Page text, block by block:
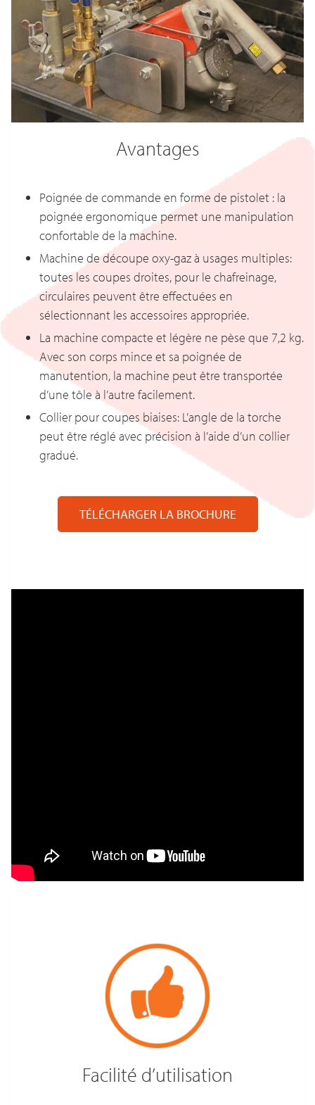
Avantages
Poignée de commande en forme de pistolet : la
poignée ergonomique permet une manipulation
confortable de la machine.
Machine de découpe oxy-gaz à usages multiples:
toutes les coupes droites, pour le chafreinage,
circulaires peuvent être effectuées en
sélectionnant les accessoires appropriée.
La machine compacte et légère ne pèse que 7,2 kg.
Avec son corps mince et sa poignée de
manutention, la machine peut être transportée
d’une tôle à l’autre facilement.
Collier pour coupes biaises: L’angle de la torche
peut être réglé avec précision à l’aide d’un collier
gradué.
TÉLÉCHARGER LA BROCHURE
Facilité d’utilisation